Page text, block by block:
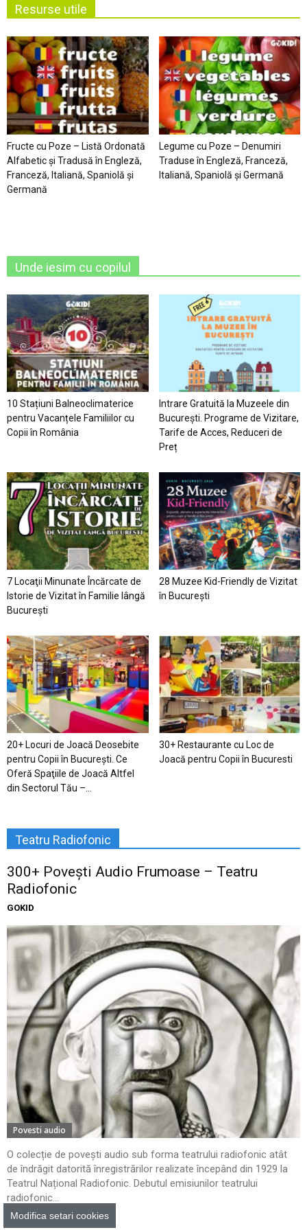
Resurse utile
Fructe cu Poze – Listă Ordonată
Alfabetic şi Tradusă în Engleză,
Franceză, Italiană, Spaniolă şi
Germană
Legume cu Poze – Denumiri
Traduse în Engleză, Franceză,
Italiană, Spaniolă şi Germană
Unde iesim cu copilul
10 Stațiuni Balneoclimaterice
pentru Vacanțele Familiilor cu
Copii în România
Intrare Gratuită la Muzeele din
București. Programe de Vizitare,
Tarife de Acces, Reduceri de
Preț
7 Locaţii Minunate Încărcate de
Istorie de Vizitat în Familie lângă
București
28 Muzee Kid-Friendly de Vizitat
în București
20+ Locuri de Joacă Deosebite
pentru Copii în Bucureşti. Ce
Oferă Spaţiile de Joacă Altfel
din Sectorul Tău –...
30+ Restaurante cu Loc de
Joacă pentru Copii în Bucuresti
Teatru Radiofonic
300+ Povești Audio Frumoase – Teatru
Radiofonic
GOKID
Povesti audio
O colecție de povești audio sub forma teatrului radiofonic atât
de îndrăgit datorită înregistrărilor realizate începând din 1929 la
Teatrul Național Radiofonic. Debutul emisiunilor teatrului
radiofonic...
Modifica setari cookies